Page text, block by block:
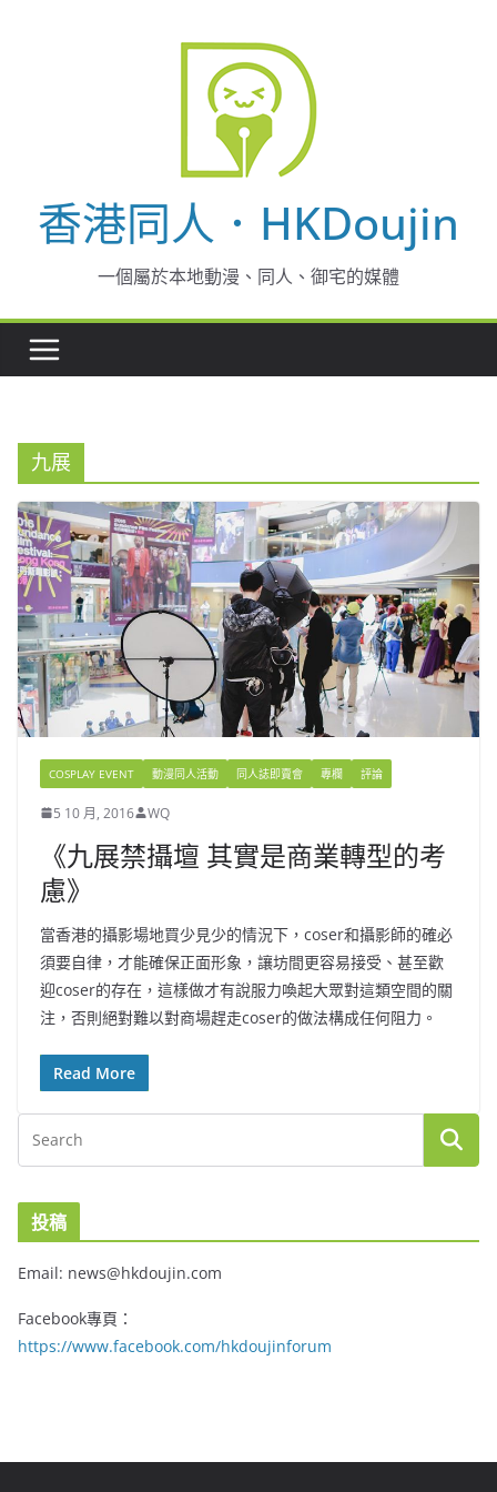
香港同人．HKDoujin
一個屬於本地動漫、同人、御宅的媒體
九展
COSPLAY EVENT 動漫同人活動 同人誌即賣會 專欄 評論
5 10 月, 2016 WQ
《九展禁攝壇 其實是商業轉型的考
慮》
當香港的攝影場地買少見少的情況下，coser和攝影師的確必
須要自律，才能確保正面形象，讓坊間更容易接受、甚至歡
迎coser的存在，這樣做才有說服力喚起大眾對這類空間的關
注，否則絕對難以對商場趕走coser的做法構成任何阻力。
Read More
投稿
Email: news@hkdoujin.com
Facebook專頁：
https://www.facebook.com/hkdoujinforum